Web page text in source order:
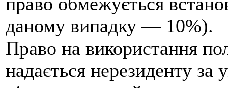
даному випадку — 10%).
Право на використання
надається нерезиденту